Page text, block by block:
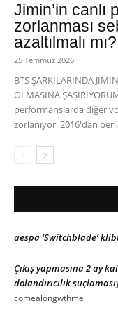
Jimin’in canlı
zorlanması
azaltılmalı mı?
25 Temmuz 2026
BTS ŞARKILARINDA
OLMASINA
performanslarda diğer
zorlanıyor. 2016'dan
aespa ‘Switchblade’
Çıkış yapmasına 2 ay
dolandırıcılık
comealongwthme